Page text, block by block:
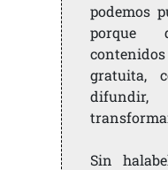
podemos
porque
gratuita,
Sin